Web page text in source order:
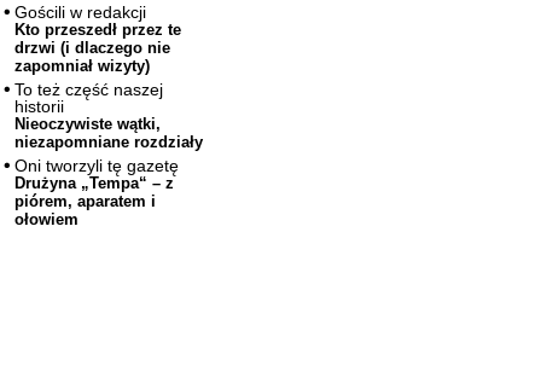
Gościli w redakcji
Kto przeszedł przez te
drzwi (i dlaczego nie
zapomniał wizyty)
To też część naszej
historii
Nieoczywiste wątki,
niezapomniane rozdziały
Oni tworzyli tę gazetę
Drużyna „Tempa“ – z
piórem, aparatem i
ołowiem